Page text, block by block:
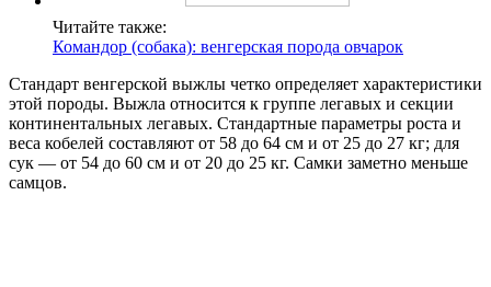
Читайте также:
Командор (собака): венгерская порода овчарок
Стандарт венгерской выжлы четко определяет характеристики
этой породы. Выжла относится к группе легавых и секции
континентальных легавых. Стандартные параметры роста и
веса кобелей составляют от 58 до 64 см и от 25 до 27 кг; для
сук — от 54 до 60 см и от 20 до 25 кг. Самки заметно меньше
самцов.